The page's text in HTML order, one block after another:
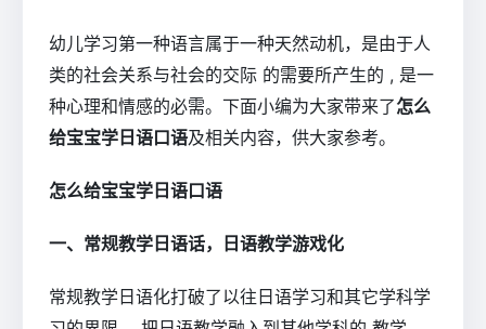
幼儿学习第一种语言属于一种天然动机，是由于人
类的社会关系与社会的交际 的需要所产生的 , 是一
种心理和情感的必需。下面小编为大家带来了怎么
给宝宝学日语口语及相关内容，供大家参考。
怎么给宝宝学日语口语
一、常规教学日语话，日语教学游戏化
常规教学日语化打破了以往日语学习和其它学科学